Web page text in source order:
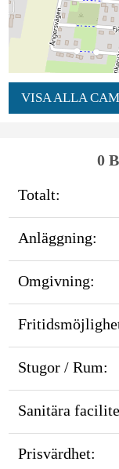
VISA ALLA
0
Totalt:
Anläggning:
Omgivning:
Stugor / Rum:
Sanitära
Prisvärdhet: